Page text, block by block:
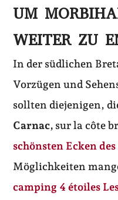
UM
WEITER ZU
In der südlichen
Vorzügen und
sollten diejenigen,
Carnac, sur la côte
schönsten Ecken
Möglichkeiten
camping 4 étoiles